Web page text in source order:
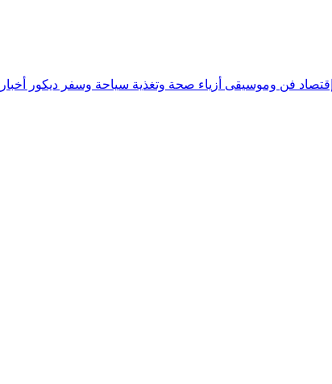
إقتصاد فن وموسيقى أزياء صحة وتغذية سياحة وسفر ديكور أخبار